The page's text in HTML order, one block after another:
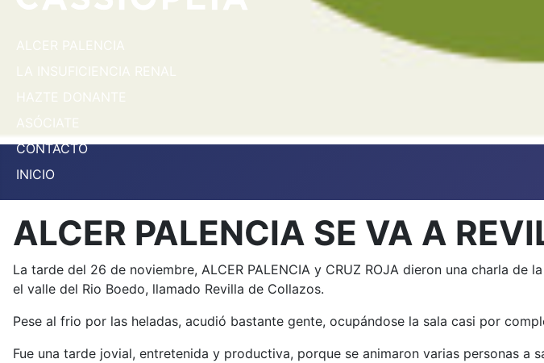
ALCER PALENCIA
LA INSUFICIENCIA RENAL
HAZTE DONANTE
ASÓCIATE
CONTACTO
INICIO
ALCER PALENCIA SE VA A
La tarde del 26 de noviembre, ALCER PALENCIA y CRUZ ROJA dieron una charla
el valle del Rio Boedo, llamado Revilla de Collazos.
Pese al frio por las heladas, acudió bastante gente, ocupándose la sala casi por
Fue una tarde jovial, entretenida y productiva, porque se animaron varias personas